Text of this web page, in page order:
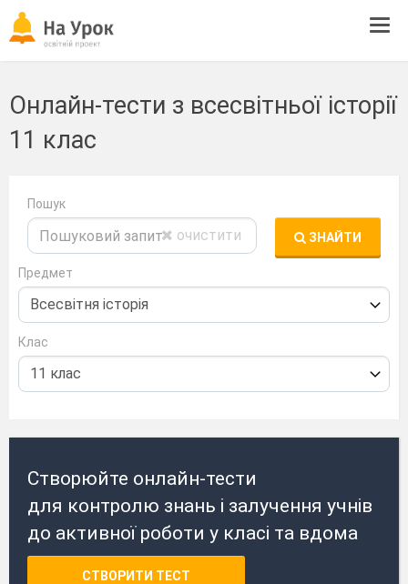
Онлайн-тести з всесвітньої історії
11 клас
Пошук
очистити ЗНАЙТИ
Предмет
Клас
Створюйте онлайн-тести
для контролю знань і залучення учнів
до активної роботи у класі та вдома
СТВОРИТИ ТЕСТ